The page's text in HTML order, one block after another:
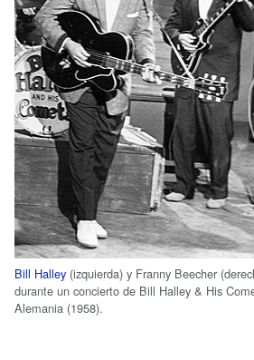
Bill Halley (izquierda) y Franny Beecher
durante un concierto de Bill Halley & His
Alemania (1958).